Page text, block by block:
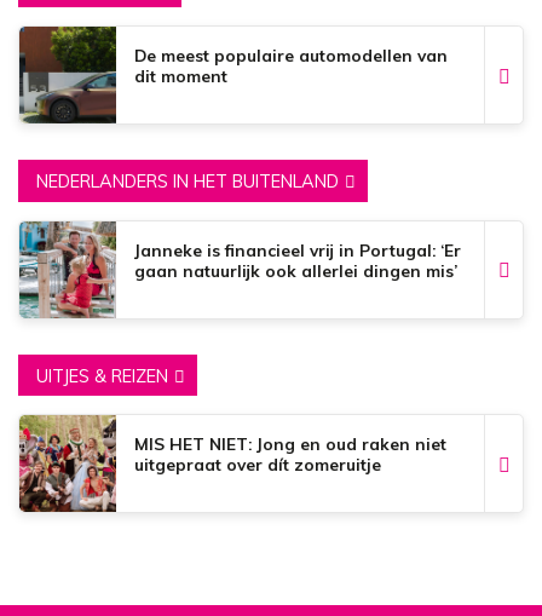
De meest populaire automodellen van
dit moment
NEDERLANDERS IN HET BUITENLAND
Janneke is financieel vrij in Portugal: ‘Er
gaan natuurlijk ook allerlei dingen mis’
UITJES & REIZEN
MIS HET NIET: Jong en oud raken niet
uitgepraat over dít zomeruitje